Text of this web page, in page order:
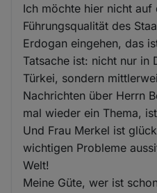
Ich möchte hier nicht auf
Führungsqualität des
Erdogan eingehen, das
Tatsache ist: nicht nur in
Türkei, sondern
Nachrichten über Herrn
mal wieder ein Thema,
Und Frau Merkel ist
wichtigen Probleme
Welt!
Meine Güte, wer ist